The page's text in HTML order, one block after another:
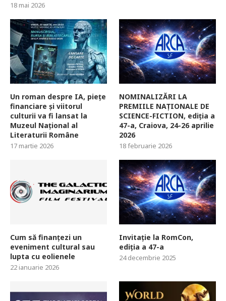
18 mai 2026
Un roman despre IA, piețe
financiare și viitorul
culturii va fi lansat la
Muzeul Național al
Literaturii Române
17 martie 2026
NOMINALIZĂRI LA
PREMIILE NAȚIONALE DE
SCIENCE-FICTION, ediția a
47-a, Craiova, 24-26 aprilie
2026
18 februarie 2026
Cum să finanțezi un
eveniment cultural sau
lupta cu eolienele
22 ianuarie 2026
Invitație la RomCon,
ediția a 47-a
24 decembrie 2025